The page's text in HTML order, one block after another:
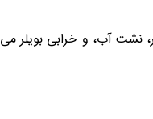
آب، و خرابی بویلر می